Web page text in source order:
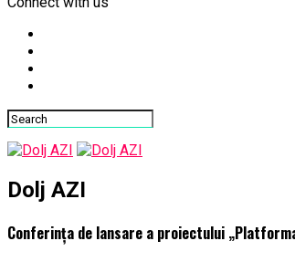
Dolj AZI
Conferința de lansare a proiectului